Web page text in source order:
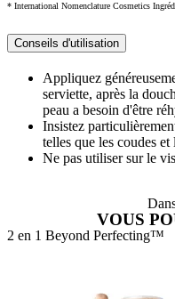
* International Nomenclature Cosmetics
Conseils d'utilisation
Appliquez
serviette, après la
peau a besoin d'être
Insistez
telles que les coudes et
Ne pas utiliser sur le
VOUS
2 en 1 Beyond Perfecting™